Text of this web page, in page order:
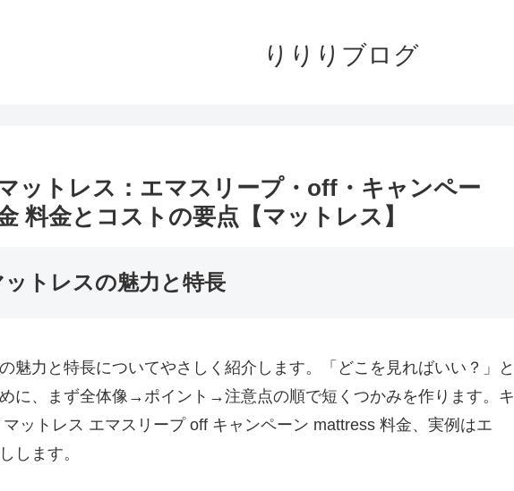
りりりブログ
ットレス：エマスリープ・off・キャンペー
料金とコストの要点【マットレス】
トレスの魅力と特長
魅力と特長についてやさしく紹介します。「どこを見ればいい？」と
に、まず全体像→ポイント→注意点の順で短くつかみを作ります。キ
ットレス エマスリープ off キャンペーン mattress 料金、実例はエ
します。